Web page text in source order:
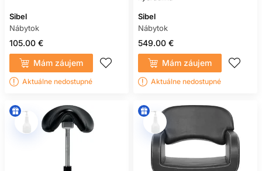
Sibel
Nábytok
105.00 €
Mám záujem
Aktuálne nedostupné
Sibel
Nábytok
549.00 €
Mám záujem
Aktuálne nedostupné